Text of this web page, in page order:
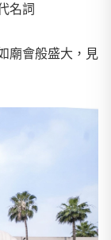
名詞
廟會般盛大，見